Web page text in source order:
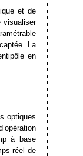
et de
visualiser
La
en
optiques
à base
réel de